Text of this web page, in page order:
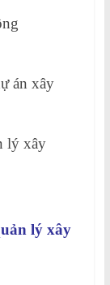
án xây
lý xây
lý xây